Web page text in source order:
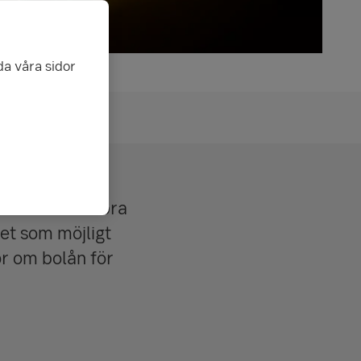
Men en bra
som möjligt
om bolån för
våra sidor